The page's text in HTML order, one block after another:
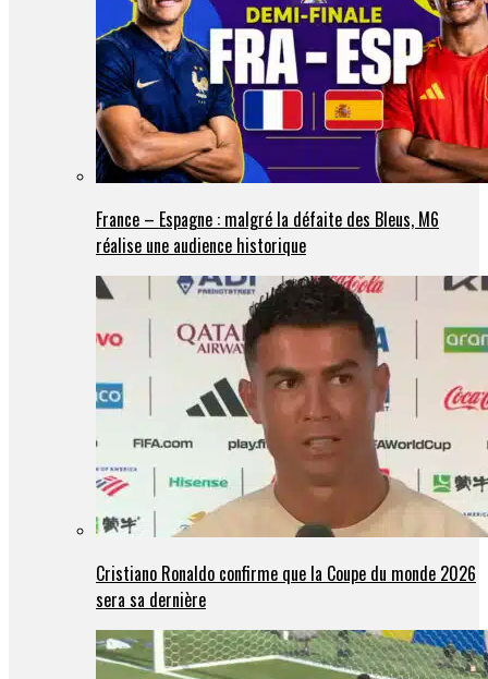
France – Espagne : malgré la défaite des Bleus, M6
réalise une audience historique
Cristiano Ronaldo confirme que la Coupe du monde 2026
sera sa dernière